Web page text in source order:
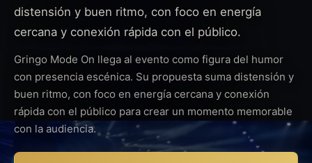
distensión y buen ritmo, con foco en energía
cercana y conexión rápida con el público.
Gringo Mode On llega al evento como figura del humor
con presencia escénica. Su propuesta suma distensión y
buen ritmo, con foco en energía cercana y conexión
rápida con el público para crear un momento memorable
con la audiencia.